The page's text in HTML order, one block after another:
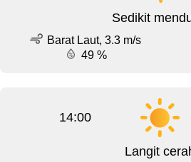
Sedikit
Barat Laut, 3.3 m/s
49 %
14:00
Langit